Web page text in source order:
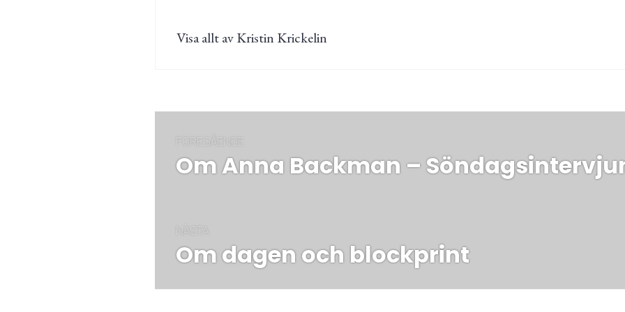
Visa allt av Kristin Krickelin
Inläggsnavigering
FÖREGÅENDE
Föregående
Om Anna Backman –
NÄSTA
Nästa
Om dagen och blockprint